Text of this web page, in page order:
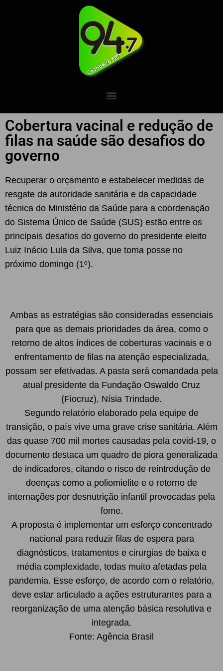
Cobertura vacinal e redução de
filas na saúde são desafios do
governo
Recuperar o orçamento e estabelecer medidas de
resgate da autoridade sanitária e da capacidade
técnica do Ministério da Saúde para a coordenação
do Sistema Único de Saúde (SUS) estão entre os
principais desafios do governo do presidente eleito
Luiz Inácio Lula da Silva, que toma posse no
próximo domingo (1º).
Ambas as estratégias são consideradas essenciais
para que as demais prioridades da área, como o
retorno de altos índices de coberturas vacinais e o
enfrentamento de filas na atenção especializada,
possam ser efetivadas. A pasta será comandada pela
atual presidente da Fundação Oswaldo Cruz
(Fiocruz), Nísia Trindade.
Segundo relatório elaborado pela equipe de
transição, o país vive uma grave crise sanitária. Além
das quase 700 mil mortes causadas pela covid-19, o
documento destaca um quadro de piora generalizada
de indicadores, citando o risco de reintrodução de
doenças como a poliomielite e o retorno de
internações por desnutrição infantil provocadas pela
fome.
A proposta é implementar um esforço concentrado
nacional para reduzir filas de espera para
diagnósticos, tratamentos e cirurgias de baixa e
média complexidade, todas muito afetadas pela
pandemia. Esse esforço, de acordo com o relatório,
deve estar articulado a ações estruturantes para a
reorganização de uma atenção básica resolutiva e
integrada.
Fonte: Agência Brasil